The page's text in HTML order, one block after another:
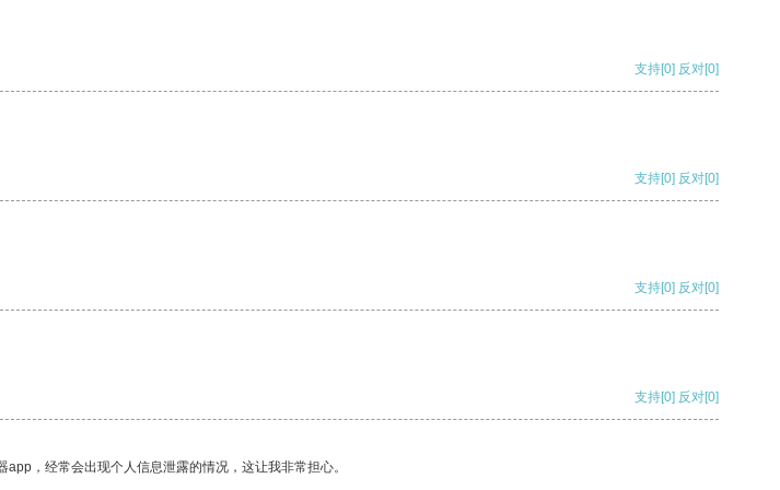
支持[0] 反对[0]
支持[0] 反对[0]
支持[0] 反对[0]
支持[0] 反对[0]
，经常会出现个人信息泄露的情况，这让我非常担心。